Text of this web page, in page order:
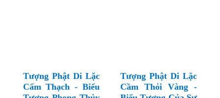
Tượng Phật Di Lặc
Cẩm Thạch - Biểu
Tượng Phật Di Lặc
Cầm Thỏi Vàng -